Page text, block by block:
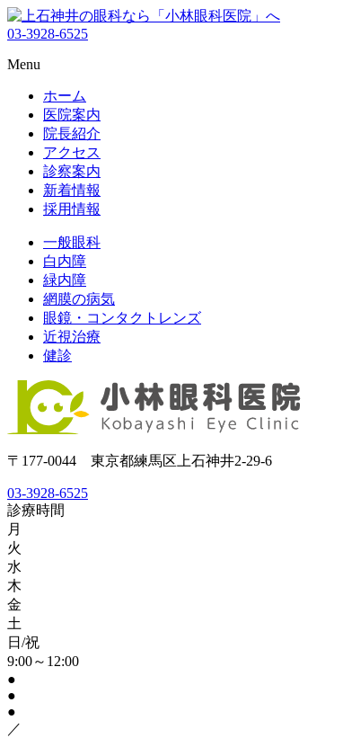
03-3928-6525
Menu
ホーム
医院案内
院長紹介
アクセス
診察案内
新着情報
採用情報
一般眼科
白内障
緑内障
網膜の病気
眼鏡・コンタクトレンズ
近視治療
健診
〒177-0044 東京都練馬区上石神井2-29-6
03-3928-6525
診療時間
月
火
水
木
金
土
日/祝
9:00～12:00
●
●
●
／